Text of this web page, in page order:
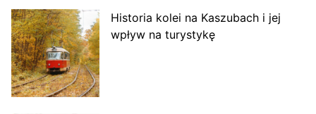
Historia kolei na Kaszubach i jej
wpływ na turystykę